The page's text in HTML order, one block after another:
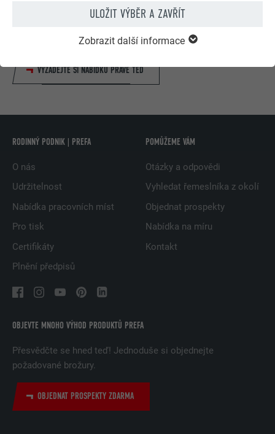
ULOŽIT VÝBĚR A ZAVŘÍT
Zobrazit další informace
V několika málo krocích si můžete z pohodlí domova
VYŽÁDEJTE SI NABÍDKU PRÁVĚ TEĎ
OBJEVTE MNOHO VÝHOD PRODUKTŮ PREFA
Přesvědčte se hned teď! Jednoduše si objednejte
požadované brožury.
OBJEDNAT PROSPEKTY ZDARMA
RODINNÝ PODNIK | PREFA
O nás
Udržitelnost
Nabídka pracovních míst
Pro tisk
Certifikáty
Plnění předpisů
POMŮŽEME VÁM
Otázky a odpovědi
Vyhledat řemeslníka z okolí
Objednat prospekty
Nabídka na míru
Kontakt